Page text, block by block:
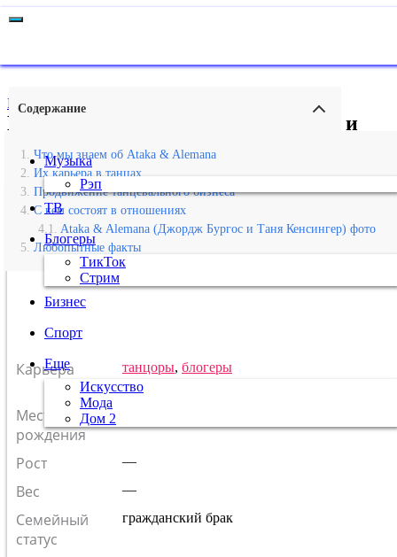
Содержание
Что мы знаем об Ataka & Alemana
Их карьера в танцах
Продвижение танцевального бизнеса
С кем состоят в отношениях
Ataka & Alemana (Джордж Бургос и Таня Кенсингер) фото
Любопытные факты
Музыка
Рэп
ТВ
Блогеры
ТикТок
Стрим
Бизнес
Спорт
Еще
Искусство
Мода
Дом 2
Главная › Искусство
Биография и личная жизнь Атаки и
Алемана, карьера и успех танцоров
ATAKA & ALEMANA (ДЖОРДЖ БУРГОС И ТАНЯ КЕНСИНГЕР)
Карьера танцоры, блогеры
Место
рождения
Рост —
Вес —
Семейный
статус
гражданский брак